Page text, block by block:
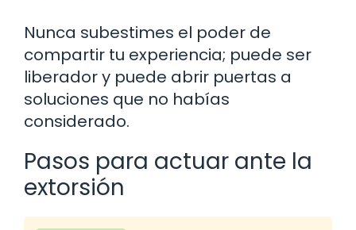
Nunca subestimes el poder de
compartir tu experiencia; puede ser
liberador y puede abrir puertas a
soluciones que no habías
considerado.
Pasos para actuar ante la
extorsión